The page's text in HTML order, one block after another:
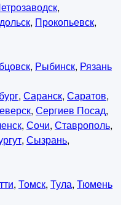
,
, Прокопьевск,
, Рыбинск, Рязань
, Саранск, Саратов,
, Сергиев Посад,
, Сочи, Ставрополь,
, Сызрань,
, Томск, Тула, Тюмень